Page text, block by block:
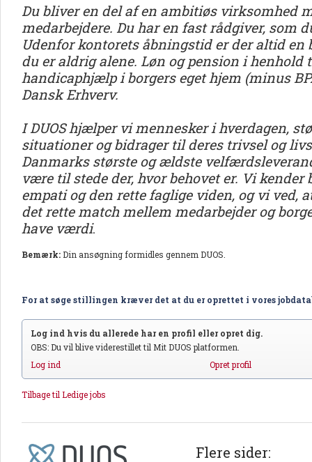
Du bliver en del af en ambitiøs virksomhed
medarbejdere. Du har en fast rådgiver, som
Udenfor kontorets åbningstid er der altid en
du er aldrig alene. Løn og pension i
handicaphjælp i borgers eget hjem (minus
Dansk Erhverv.
I DUOS hjælper vi mennesker i hverdagen,
situationer og bidrager til deres trivsel og
Danmarks største og ældste
være til stede der, hvor behovet er. Vi
empati og den rette faglige viden, og vi ved,
det rette match mellem medarbejder og
have værdi.
Bemærk:Din ansøgning formidles gennem DUOS.
For at søge stillingen kræver det at du er oprettet i vores
Log ind hvis du allerede har en profil eller opret dig.
OBS: Du vil blive viderestillet til Mit DUOS platformen.
Log ind
Opret profil
Tilbage til Ledige jobs
Flere sider: